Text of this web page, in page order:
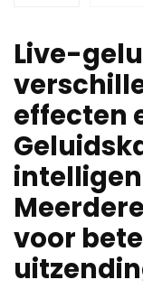
Live-
effecten
voor